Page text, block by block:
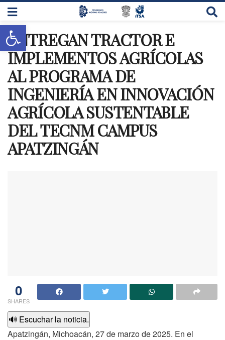
ENTREGAN TRACTOR E
IMPLEMENTOS AGRÍCOLAS
AL PROGRAMA DE
INGENIERÍA EN INNOVACIÓN
AGRÍCOLA SUSTENTABLE
DEL TECNM CAMPUS
APATZINGÁN
0
SHARES
🔊 Escuchar la noticia.
Apatzingán, Michoacán, 27 de marzo de 2025. En el
Abrir barra de herramientas